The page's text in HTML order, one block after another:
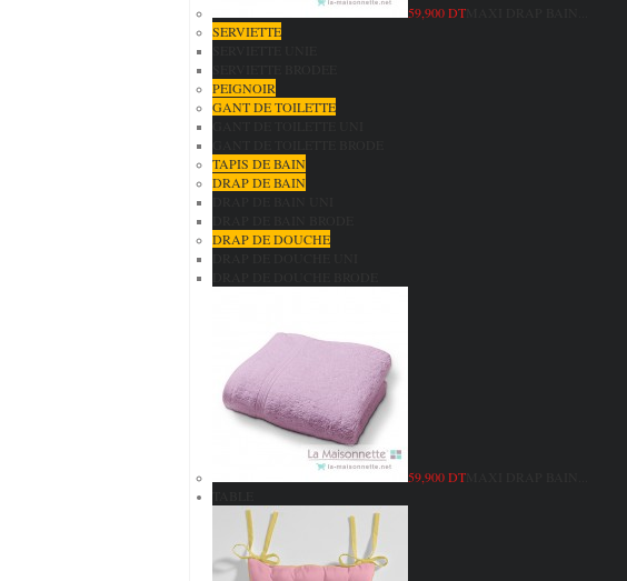
59,900 DT
SERVIETTE
PEIGNOIR
GANT DE TOILETTE
TAPIS DE BAIN
DRAP DE BAIN
DRAP DE DOUCHE
59,900 DT